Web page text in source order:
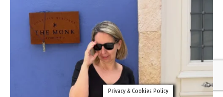
Privacy & Cookies Policy